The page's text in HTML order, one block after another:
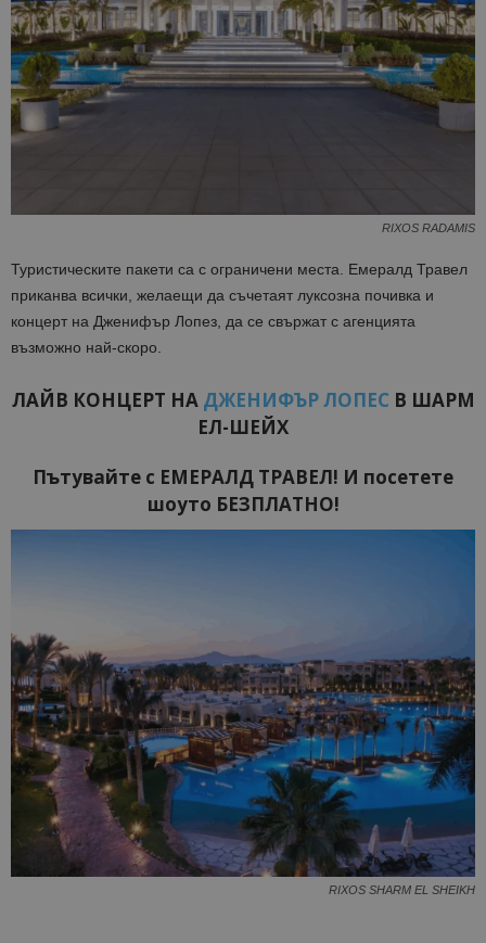
RIXOS RADAMIS
Туристическите пакети са с ограничени места. Емералд Травел
приканва всички, желаещи да съчетаят луксозна почивка и
концерт на Дженифър Лопез, да се свържат с агенцията
възможно най-скоро.
ЛАЙВ КОНЦЕРТ НА ДЖЕНИФЪР ЛОПЕС В ШАРМ
ЕЛ-ШЕЙХ
Пътувайте с ЕМЕРАЛД ТРАВЕЛ! И посетете
шоуто БЕЗПЛАТНО!
RIXOS SHARM EL SHEIKH